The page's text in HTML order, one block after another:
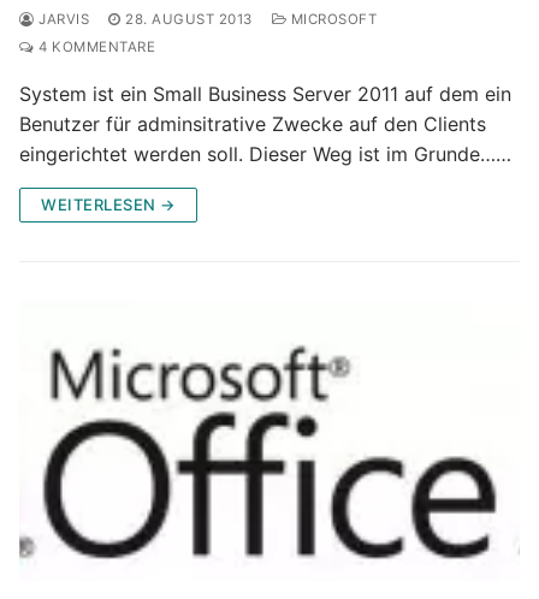
JARVIS 28. AUGUST 2013
MICROSOFT
4 KOMMENTARE
System ist ein Small Business Server 2011 auf dem ein
Benutzer für adminsitrative Zwecke auf den Clients
eingerichtet werden soll. Dieser Weg ist im Grunde……
WEITERLESEN →